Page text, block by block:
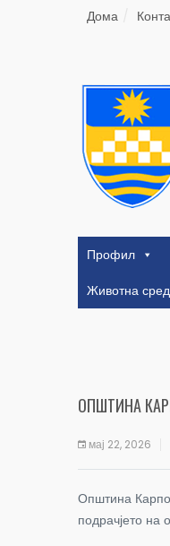
Дома
Профил
Животна
ОПШТИНА
мај 22, 2026
Општина
подрачјето на